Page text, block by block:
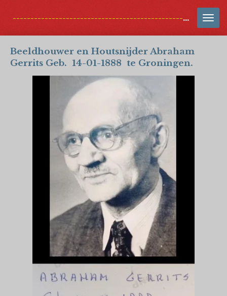
direct
hoofdinhoud
-------------------------------------------------------------------------
Beeldhouwer en Houtsnijder Abraham
Gerrits Geb. 14-01-1888 te Groningen.